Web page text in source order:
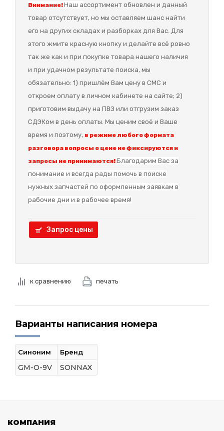
Внимание!Наш ассортимент обновлен и данный
товар отсутствует, но мы оставляем шанс найти
его на других складах и разборках для Вас. Для
этого жмите красную кнопку и делайте всё ровно
так же как и при покупке товара нашего наличия
и при удачном результате поиска, мы
обязательно: 1) пришлём Вам цену в СМС и
откроем оплату в личном кабинете на сайте; 2)
приготовим выдачу на ПВЗ или отгрузим заказ
СДЭКом в день оплаты. Мы ценим своё и Ваше
время и поэтому, в режиме любого формата
разговора вопросы о цене не фиксируются и
запросы не принимаются!Благодарим Вас за
понимание и всегда рады помочь в поиске
нужных запчастей по оформленным заявкам в
рабочие дни и в рабочее время!
Запрос цены
к сравнению печать
Варианты написания номера
Синоним Бренд
GM-O-9V SONNAX
КОМПАНИЯ